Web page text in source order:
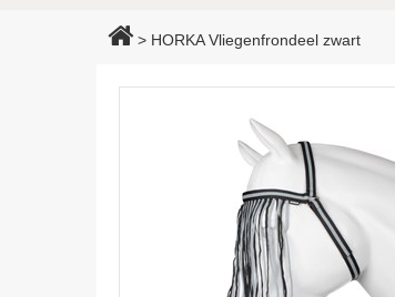
> HORKA Vliegenfrondeel zwart